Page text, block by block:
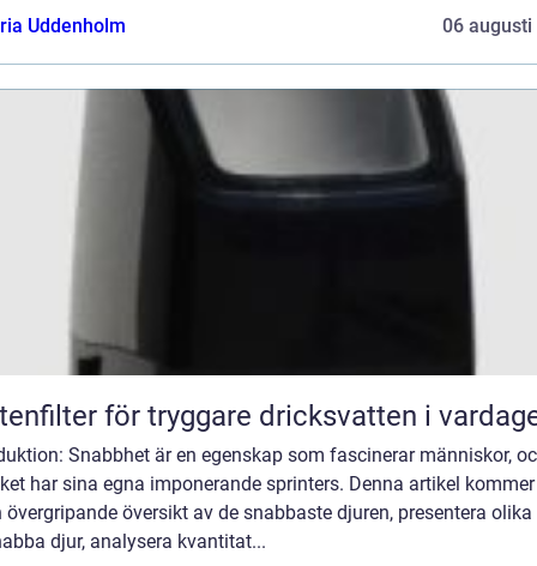
Uddenholm
06 augusti
för tryggare dricksvatten i
Snabbhet är en egenskap som fascinerar människor,
har sina egna imponerande sprinters. Denna artikel
övergripande översikt av de snabbaste djuren, presentera olika
djur, analysera kvantitat...